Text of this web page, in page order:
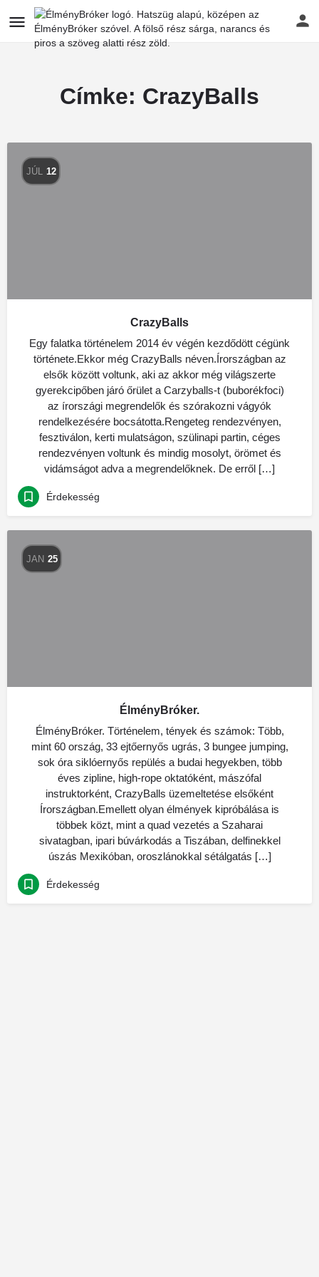
Címke: CrazyBalls
JÚL 12
CrazyBalls
Egy falatka történelem 2014 év végén kezdődött cégünk
története.Ekkor még CrazyBalls néven.Írországban az
elsők között voltunk, aki az akkor még világszerte
gyerekcipőben járó őrület a Carzyballs-t (buborékfoci)
az írországi megrendelők és szórakozni vágyók
rendelkezésére bocsátotta.Rengeteg rendezvényen,
fesztiválon, kerti mulatságon, szülinapi partin, céges
rendezvényen voltunk és mindig mosolyt, örömet és
vidámságot adva a megrendelőknek. De erről […]
Érdekesség
JAN 25
ÉlményBróker.
ÉlményBróker. Történelem, tények és számok: Több,
mint 60 ország, 33 ejtőernyős ugrás, 3 bungee jumping,
sok óra siklóernyős repülés a budai hegyekben, több
éves zipline, high-rope oktatóként, mászófal
instruktorként, CrazyBalls üzemeltetése elsőként
Írországban.Emellett olyan élmények kipróbálása is
többek közt, mint a quad vezetés a Szaharai
sivatagban, ipari búvárkodás a Tiszában, delfinekkel
úszás Mexikóban, oroszlánokkal sétálgatás […]
Érdekesség